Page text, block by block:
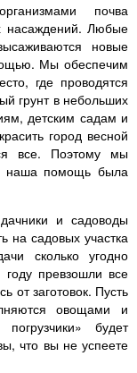
почва
насаждений. Любые
новые
Мы обеспечим
где проводятся
грунт в небольших
детским садам и
город весной
все. Поэтому мы
наша помощь была
и садоводы
на садовых участка
сколько угодно
превзошли все
от заготовок. Пусть
овощами и
будет
что вы не успеете